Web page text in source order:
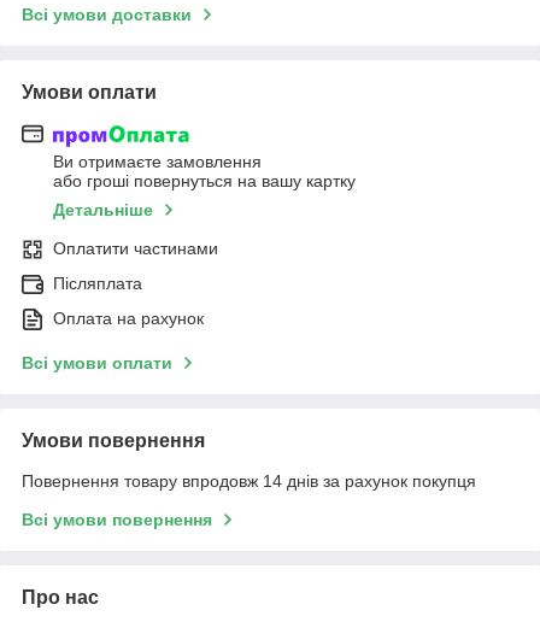
Всі умови доставки
Умови оплати
Ви отримаєте замовлення
або гроші повернуться на вашу картку
Детальніше
Оплатити частинами
Післяплата
Оплата на рахунок
Всі умови оплати
Умови повернення
Повернення товару впродовж 14 днів за рахунок покупця
Всі умови повернення
Про нас